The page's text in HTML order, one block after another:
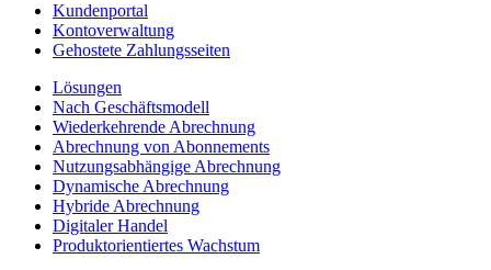
Kundenportal
Kontoverwaltung
Gehostete Zahlungsseiten
Lösungen
Nach Geschäftsmodell
Wiederkehrende Abrechnung
Abrechnung von Abonnements
Nutzungsabhängige Abrechnung
Dynamische Abrechnung
Hybride Abrechnung
Digitaler Handel
Produktorientiertes Wachstum